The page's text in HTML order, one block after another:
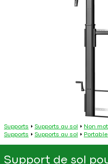
Supports Supports au sol
Non
Supports
Supports au sol Portable
Support de sol